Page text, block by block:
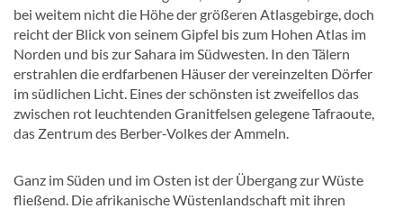
bei weitem nicht die Höhe der größeren Atlasgebirge, doch
reicht der Blick von seinem Gipfel bis zum Hohen Atlas im
Norden und bis zur Sahara im Südwesten. In den Tälern
erstrahlen die erdfarbenen Häuser der vereinzelten Dörfer
im südlichen Licht. Eines der schönsten ist zweifellos das
zwischen rot leuchtenden Granitfelsen gelegene Tafraoute,
das Zentrum des Berber-Volkes der Ammeln.
Ganz im Süden und im Osten ist der Übergang zur Wüste
fließend. Die afrikanische Wüstenlandschaft mit ihren